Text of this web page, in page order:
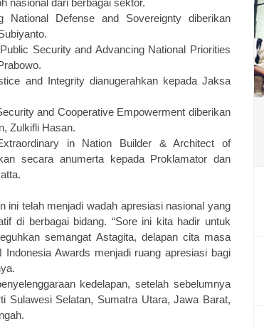
National Defense and Sovereignty diberikan
Security and Advancing National Priorities
and Integrity dianugerahkan kepada Jaksa
and Cooperative Empowerment diberikan
Zulkifli Hasan.
in Nation Builder & Architect of
secara anumerta kepada Proklamator dan
ini telah menjadi wadah apresiasi nasional yang
di berbagai bidang. “Sore ini kita hadir untuk
semangat Astagita, delapan cita masa
Awards menjadi ruang apresiasi bagi
kedelapan, setelah sebelumnya
Sulawesi Selatan, Sumatra Utara, Jawa Barat,